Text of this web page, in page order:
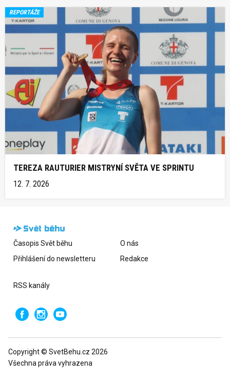
REPORTÁŽE
TEREZA RAUTURIER MISTRYNÍ SVĚTA VE SPRINTU
12. 7. 2026
Časopis Svět běhu
Přihlášení do newsletteru
O nás
Redakce
RSS kanály
Copyright © SvetBehu.cz 2026
Všechna práva vyhrazena